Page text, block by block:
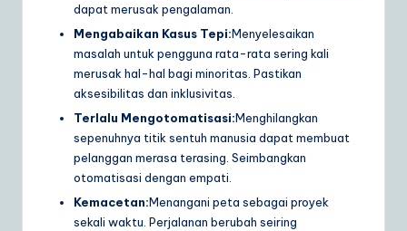
dapat merusak pengalaman.
Mengabaikan Kasus Tepi:Menyelesaikan
masalah untuk pengguna rata-rata sering kali
merusak hal-hal bagi minoritas. Pastikan
aksesibilitas dan inklusivitas.
Terlalu Mengotomatisasi:Menghilangkan
sepenuhnya titik sentuh manusia dapat membuat
pelanggan merasa terasing. Seimbangkan
otomatisasi dengan empati.
Kemacetan:Menangani peta sebagai proyek
sekali waktu. Perjalanan berubah seiring